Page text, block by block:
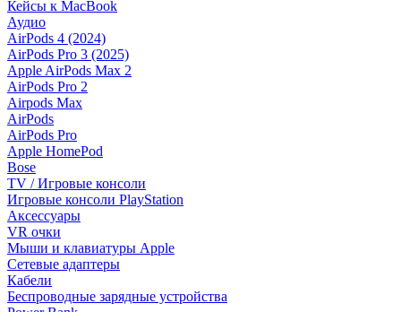
Кейсы к MacBook
Аудио
AirPods 4 (2024)
AirPods Pro 3 (2025)
Apple AirPods Max 2
AirPods Pro 2
Airpods Max
AirPods
AirPods Pro
Apple HomePod
Bose
TV / Игровые консоли
Игровые консоли PlayStation
Аксессуары
VR очки
Мыши и клавиатуры Apple
Сетевые адаптеры
Кабели
Беспроводные зарядные устройства